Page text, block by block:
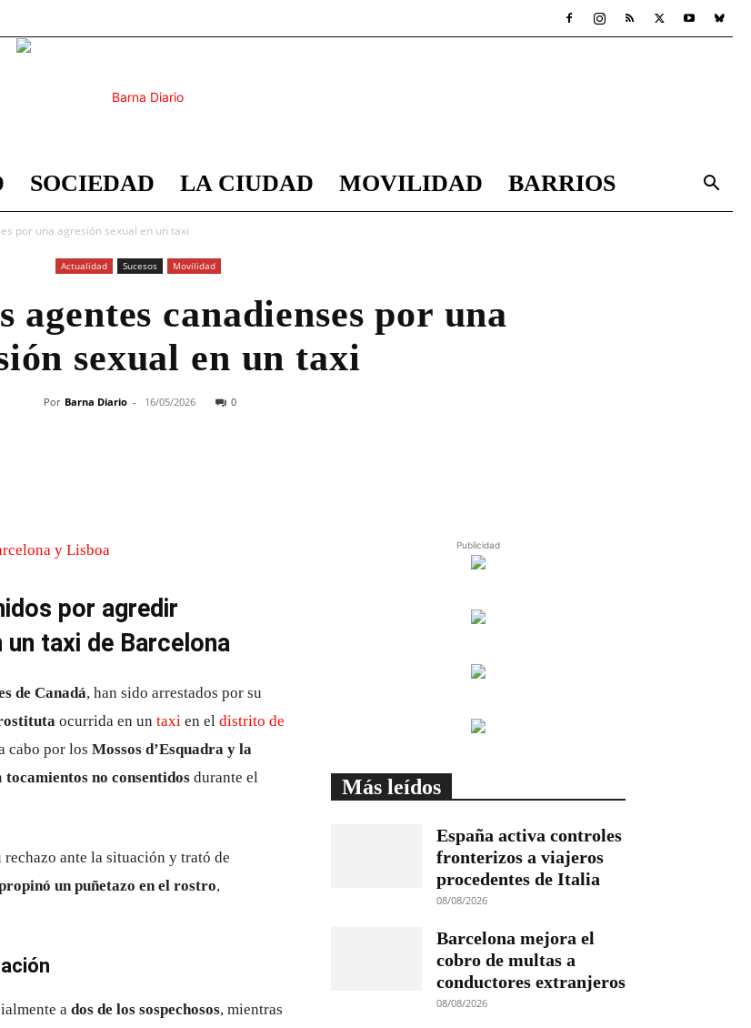
Barna
SOCIEDAD LA CIUDAD MOVILIDAD BARRIOS
por una agresión sexual en un taxi
Actualidad Sucesos Movilidad
agentes canadienses por una
sexual en un taxi
Por Barna Diario - 16/05/2026 0
por agredir
taxi de Barcelona
de Canadá, han sido arrestados por su
ocurrida en un taxi en el distrito de
cabo por los Mossos d’Esquadra y la
tocamientos no consentidos durante el
ante la situación y trató de
un puñetazo en el rostro,
a dos de los sospechosos, mientras
Publicidad
Más leídos
España activa controles
fronterizos a viajeros
procedentes de Italia
08/08/2026
Barcelona mejora el
cobro de multas a
conductores extranjeros
08/08/2026